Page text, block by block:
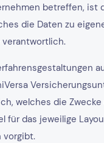
betreffen, ist
die Daten zu
welches die Zwecke
für das jeweilige
vorgibt.